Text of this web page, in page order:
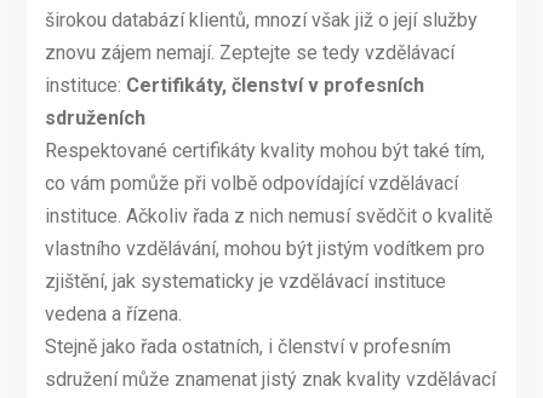
širokou databází klientů, mnozí však již o její služby
znovu zájem nemají. Zeptejte se tedy vzdělávací
instituce: Certifikáty, členství v profesních
sdruženích
Respektované certifikáty kvality mohou být také tím,
co vám pomůže při volbě odpovídající vzdělávací
instituce. Ačkoliv řada z nich nemusí svědčit o kvalitě
vlastního vzdělávání, mohou být jistým vodítkem pro
zjištění, jak systematicky je vzdělávací instituce
vedena a řízena.
Stejně jako řada ostatních, i členství v profesním
sdružení může znamenat jistý znak kvality vzdělávací